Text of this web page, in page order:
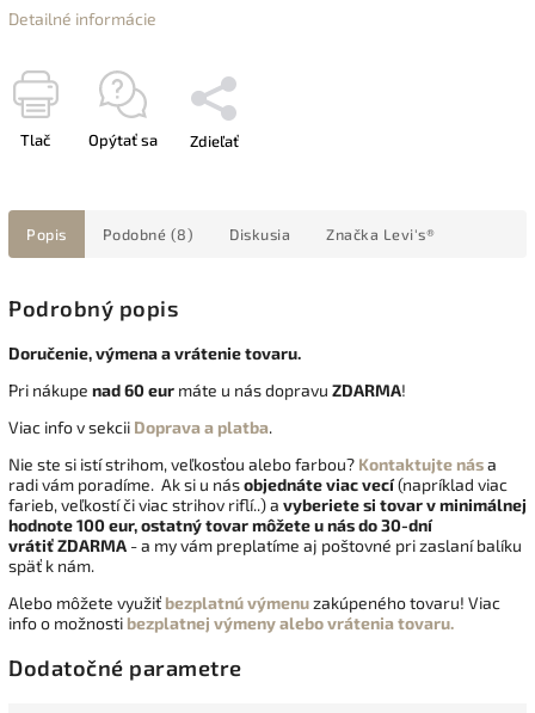
Detailné informácie
Tlač Opýtať sa Zdieľať
Popis Podobné (8) Diskusia Značka Levi's®
Podrobný popis
Doručenie, výmena a vrátenie tovaru.
Pri nákupe nad 60 eur máte u nás dopravu ZDARMA!
Viac info v sekcii Doprava a platba.
Nie ste si istí strihom, veľkosťou alebo farbou? Kontaktujte nása
radi vám poradíme. Ak si u násobjednáte viac vecí(napríklad viac
farieb, veľkostí či viac strihov riflí..) a vyberiete si tovar v minimálnej
hodnote 100 eur, ostatný tovar môžete u nás do 30-dní
vrátiťZDARMA - a my vám preplatíme aj poštovné pri zaslaní balíku
späť k nám.
Alebo môžete využiť bezplatnú výmenuzakúpeného tovaru! Viac
info o možnosti bezplatnej výmeny alebo vrátenia tovaru.
Dodatočné parametre